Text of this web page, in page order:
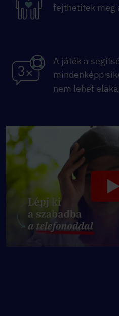
fejthetitek meg
A játék a
mindenképp
nem lehet